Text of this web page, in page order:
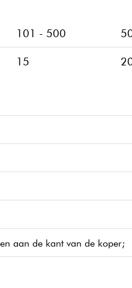
101 - 500
15
aan de kant van de koper;